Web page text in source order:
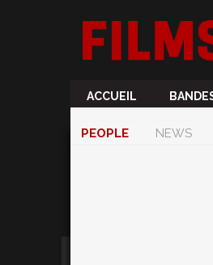
ACCUEIL
PEOPLE NEWS